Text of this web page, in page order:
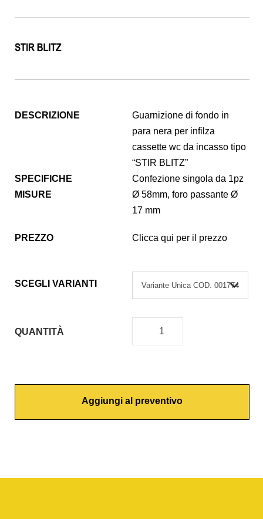
DESCRIZIONE
Guarnizione di fondo in
para nera per infilza
cassette wc da incasso tipo
“STIR BLITZ”
SPECIFICHE
Confezione singola da 1pz
MISURE
Ø 58mm, foro passante Ø
17 mm
PREZZO Clicca qui per il prezzo
SCEGLI VARIANTI
QUANTITÀ
G
R
I
N
Aggiungi al preventivo